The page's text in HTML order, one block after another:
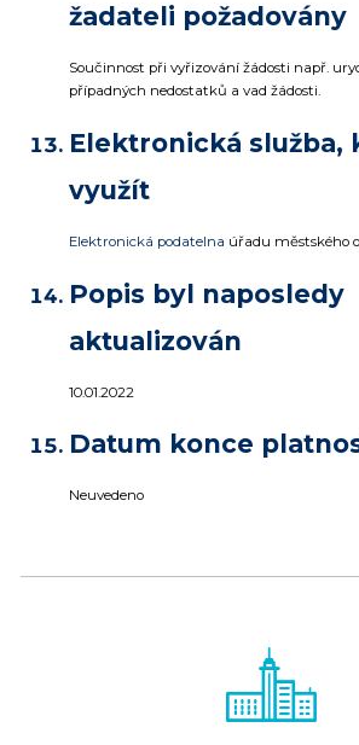
žadateli požadovány
Součinnost při vyřizování žádosti např.
případných nedostatků a vad žádosti.
Elektronická služba,
využít
Elektronická podatelna úřadu městského
Popis byl naposledy
aktualizován
10.01.2022
Datum konce
Neuvedeno